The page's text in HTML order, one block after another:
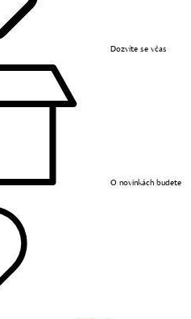
Dozvíte se včas
O novinkách budete